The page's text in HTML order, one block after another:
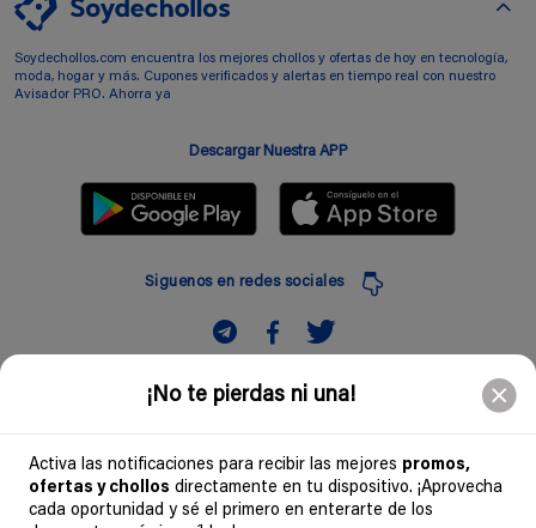
¡No te pierdas ni una!
Activa las notificaciones para recibir las mejores promos,
ofertas y chollos directamente en tu dispositivo. ¡Aprovecha
cada oportunidad y sé el primero en enterarte de los
Soydechollos.com encuentra los mejores chollos y ofertas de hoy en tecnología,
moda, hogar y más. Cupones verificados y alertas en tiempo real con nuestro
Avisador PRO. Ahorra ya
Descargar Nuestra APP
Siguenos en redes sociales
Suscribir